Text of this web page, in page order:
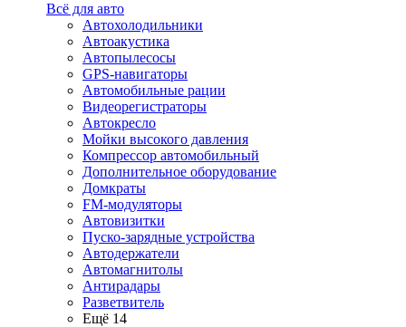
Всё для авто
Автохолодильники
Автоакустика
Автопылесосы
GPS-навигаторы
Автомобильные рации
Видеорегистраторы
Автокресло
Мойки высокого давления
Компрессор автомобильный
Дополнительное оборудование
Домкраты
FM-модуляторы
Автовизитки
Пуско-зарядные устройства
Автодержатели
Автомагнитолы
Антирадары
Разветвитель
Ещё 14